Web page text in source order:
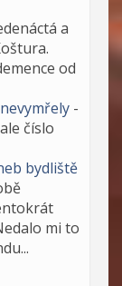
a
od
-
číslo
bydliště
mi to